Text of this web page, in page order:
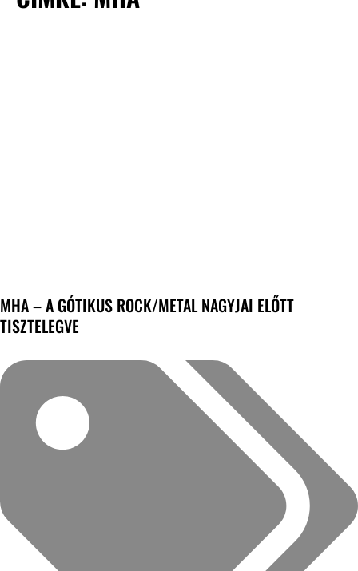
MHA – A GÓTIKUS ROCK/METAL NAGYJAI ELŐTT
TISZTELEGVE